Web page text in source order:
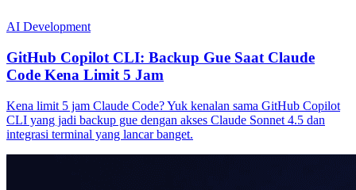
AI Development
GitHub Copilot CLI: Backup Gue Saat Claude
Code Kena Limit 5 Jam
Kena limit 5 jam Claude Code? Yuk kenalan sama GitHub Copilot
CLI yang jadi backup gue dengan akses Claude Sonnet 4.5 dan
integrasi terminal yang lancar banget.